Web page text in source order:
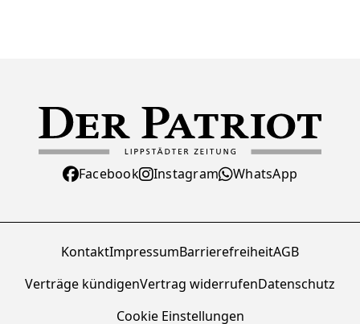
Facebook Instagram WhatsApp
KontaktImpressumBarrierefreiheitAGB
Verträge kündigenVertrag widerrufenDatenschutz
Cookie Einstellungen